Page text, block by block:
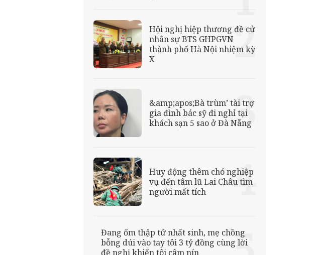
Hội nghị hiệp thương đề cử
nhân sự BTS GHPGVN
thành phố Hà Nội nhiệm kỳ
X
&amp;apos;Bà trùm’ tài trợ
gia đình bác sỹ đi nghỉ tại
khách sạn 5 sao ở Đà Nẵng
Huy động thêm chó nghiệp
vụ đến tâm lũ Lai Châu tìm
người mất tích
Đang ốm thập tử nhất sinh, mẹ chồng
bỗng dúi vào tay tôi 3 tỷ đồng cùng lời
đề nghị khiến tôi câm nín